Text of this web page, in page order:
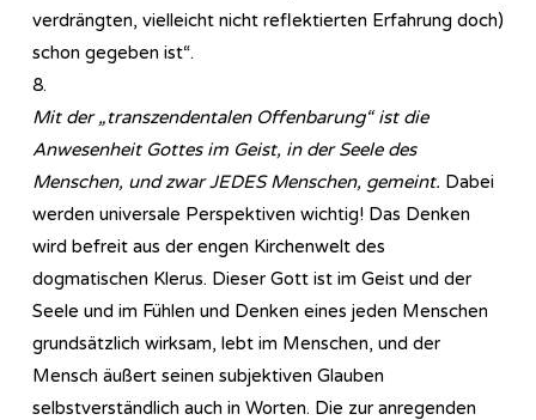
verdrängten, vielleicht nicht reflektierten Erfahrung doch)
schon gegeben ist“.
8.
Mit der „transzendentalen Offenbarung“ ist die
Anwesenheit Gottes im Geist, in der Seele des
Menschen, und zwar JEDES Menschen, gemeint. Dabei
werden universale Perspektiven wichtig! Das Denken
wird befreit aus der engen Kirchenwelt des
dogmatischen Klerus. Dieser Gott ist im Geist und der
Seele und im Fühlen und Denken eines jeden Menschen
grundsätzlich wirksam, lebt im Menschen, und der
Mensch äußert seinen subjektiven Glauben
selbstverständlich auch in Worten. Die zur anregenden